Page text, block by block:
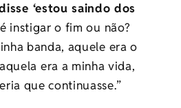
‘estou saindo dos
instigar o fim ou não?
banda, aquele era o
era a minha vida,
que continuasse.”